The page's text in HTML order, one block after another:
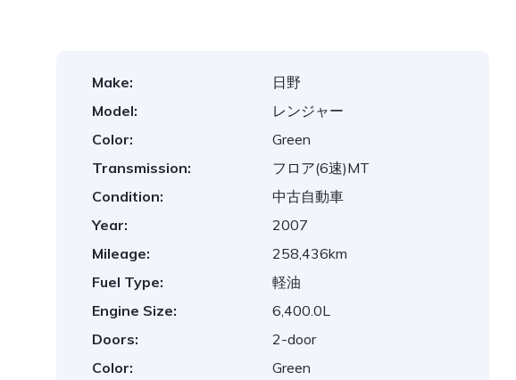
Make:
日野
Model:
レンジャー
Color:
Green
Transmission:
フロア(6速)MT
Condition:
中古自動車
Year:
2007
Mileage:
258,436km
Fuel Type:
軽油
Engine Size:
6,400.0L
Doors:
2-door
Color:
Green